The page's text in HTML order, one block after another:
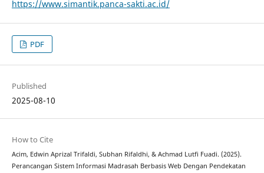
https://www.simantik.panca-sakti.ac.id/
PDF
Published
2025-08-10
How to Cite
Acim, Edwin Aprizal Trifaldi, Subhan Rifaldhi, & Achmad Lutfi Fuadi. (2025).
Perancangan Sistem Informasi Madrasah Berbasis Web Dengan Pendekatan